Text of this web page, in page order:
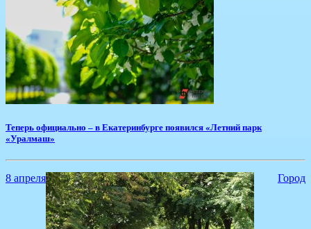
​Теперь официально – в Екатеринбурге появился «Летний парк
«Уралмаш»
8 апреля Город